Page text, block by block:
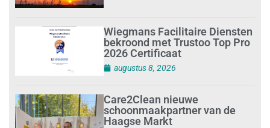
Wiegmans Facilitaire Diensten
bekroond met Trustoo Top Pro
2026 Certificaat
augustus 8, 2026
Care2Clean nieuwe
schoonmaakpartner van de
Haagse Markt